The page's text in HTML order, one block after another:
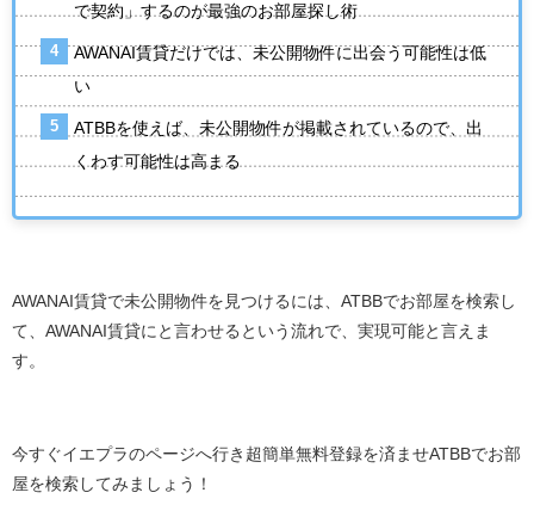
で契約」するのが最強のお部屋探し術
AWANAI賃貸だけでは、未公開物件に出会う可能性は低
い
ATBBを使えば、未公開物件が掲載されているので、出
くわす可能性は高まる
AWANAI賃貸で未公開物件を見つけるには、ATBBでお部屋を検索し
て、AWANAI賃貸にと言わせるという流れで、実現可能と言えま
す。
今すぐイエプラのページへ行き超簡単無料登録を済ませATBBでお部
屋を検索してみましょう！